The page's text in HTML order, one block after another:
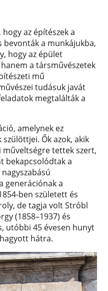
az építészek a
bevonták a munkájukba,
hogy az épület
a társművészetek
mű
tudásuk javát
megtalálták a
amelynek ez
Ők azok, akik
tettek szert,
bekapcsolódtak a
generációnak a
ben született és
de tagja volt Stróbl
(1858–1937) és
utóbbi 45 évesen hunyt
hátra.